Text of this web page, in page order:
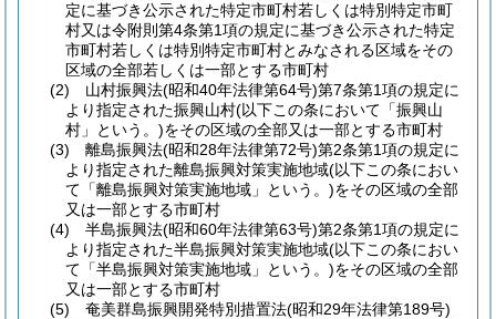
定に基づき公示された特定市町村若しくは特別特定市町
村又は令附則第4条第1項の規定に基づき公示された特定
市町村若しくは特別特定市町村とみなされる区域をその
区域の全部若しくは一部とする市町村
(2)
山村振興法(昭和40年法律第64号)第7条第1項の規定に
より指定された振興山村(以下この条において「振興山
村」という。)をその区域の全部又は一部とする市町村
(3)
離島振興法(昭和28年法律第72号)第2条第1項の規定に
より指定された離島振興対策実施地域(以下この条におい
て「離島振興対策実施地域」という。)をその区域の全部
又は一部とする市町村
(4)
半島振興法(昭和60年法律第63号)第2条第1項の規定に
より指定された半島振興対策実施地域(以下この条におい
て「半島振興対策実施地域」という。)をその区域の全部
又は一部とする市町村
(5)
奄美群島振興開発特別措置法(昭和29年法律第189号)